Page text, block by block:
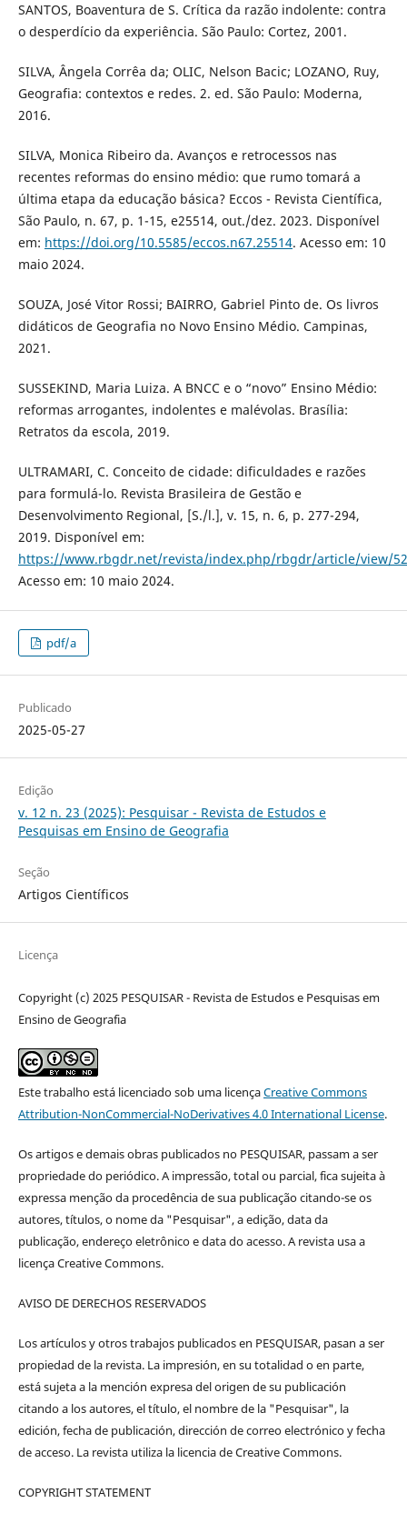
SANTOS, Boaventura de S. Crítica da razão indolente: contra
o desperdício da experiência. São Paulo: Cortez, 2001.
SILVA, Ângela Corrêa da; OLIC, Nelson Bacic; LOZANO, Ruy,
Geografia: contextos e redes. 2. ed. São Paulo: Moderna,
2016.
SILVA, Monica Ribeiro da. Avanços e retrocessos nas
recentes reformas do ensino médio: que rumo tomará a
última etapa da educação básica? Eccos - Revista Científica,
São Paulo, n. 67, p. 1-15, e25514, out./dez. 2023. Disponível
em: https://doi.org/10.5585/eccos.n67.25514. Acesso em: 10
maio 2024.
SOUZA, José Vitor Rossi; BAIRRO, Gabriel Pinto de. Os livros
didáticos de Geografia no Novo Ensino Médio. Campinas,
2021.
SUSSEKIND, Maria Luiza. A BNCC e o “novo” Ensino Médio:
reformas arrogantes, indolentes e malévolas. Brasília:
Retratos da escola, 2019.
ULTRAMARI, C. Conceito de cidade: dificuldades e razões
para formulá-lo. Revista Brasileira de Gestão e
Desenvolvimento Regional, [S./l.], v. 15, n. 6, p. 277-294,
2019. Disponível em:
https://www.rbgdr.net/revista/index.php/rbgdr/article/view/
Acesso em: 10 maio 2024.
pdf/a
Publicado
2025-05-27
Edição
v. 12 n. 23 (2025): Pesquisar - Revista de Estudos e
Pesquisas em Ensino de Geografia
Seção
Artigos Científicos
Licença
Copyright (c) 2025 PESQUISAR - Revista de Estudos e Pesquisas em
Ensino de Geografia
Este trabalho está licenciado sob uma licençaCreative Commons
Attribution-NonCommercial-NoDerivatives 4.0 International License.
Os artigos e demais obras publicados no PESQUISAR, passam a ser
propriedade do periódico. A impressão, total ou parcial, fica sujeita à
expressa menção da procedência de sua publicação citando-se os
autores, títulos, o nome da "Pesquisar", a edição, data da
publicação, endereço eletrônico e data do acesso. A revista usa a
licença Creative Commons.
AVISO DE DERECHOS RESERVADOS
Los artículos y otros trabajos publicados en PESQUISAR, pasan a ser
propiedad de la revista. La impresión, en su totalidad o en parte,
está sujeta a la mención expresa del origen de su publicación
citando a los autores, el título, el nombre de la "Pesquisar", la
edición, fecha de publicación, dirección de correo electrónico y fecha
de acceso. La revista utiliza la licencia de Creative Commons.
COPYRIGHT STATEMENT